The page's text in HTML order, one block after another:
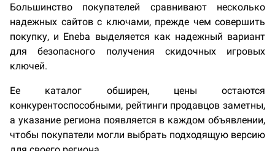
Большинство покупателей сравнивают несколько
надежных сайтов с ключами, прежде чем совершить
покупку, и Eneba выделяется как надежный вариант
для безопасного получения скидочных игровых
ключей.
Ее каталог обширен, цены остаются
конкурентоспособными, рейтинги продавцов заметны,
а указание региона появляется в каждом объявлении,
чтобы покупатели могли выбрать подходящую версию